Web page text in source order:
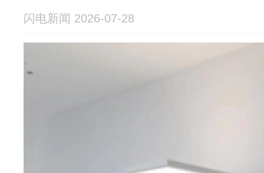
闪电新闻 2026-07-28